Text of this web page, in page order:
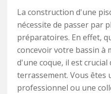
La construction d'une
nécessite de passer par
préparatoires. En effet,
concevoir votre bassin à
d'une coque, il est crucial
terrassement. Vous êtes
professionnel ou une